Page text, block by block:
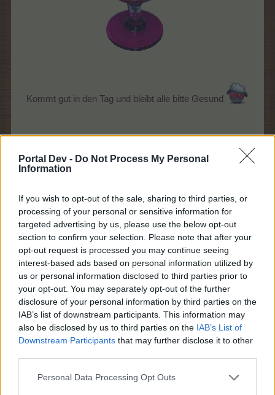
Portal Dev - Do Not Process My Personal
Information
If you wish to opt-out of the sale, sharing to third parties, or
processing of your personal or sensitive information for
targeted advertising by us, please use the below opt-out
section to confirm your selection. Please note that after your
opt-out request is processed you may continue seeing
interest-based ads based on personal information utilized by
us or personal information disclosed to third parties prior to
your opt-out. You may separately opt-out of the further
disclosure of your personal information by third parties on the
IAB’s list of downstream participants. This information may
also be disclosed by us to third parties on the IAB’s List of
Downstream Participants that may further disclose it to other
Personal Data Processing Opt Outs
Kommt gut in den Tag und bleibt alle bitte Gesund
8 Juli 2026
Horatio-Mac
Lebende Forenlegende
... ganz leise reinschleich und mir mal einen leckeren
Becher / Glas schnapp